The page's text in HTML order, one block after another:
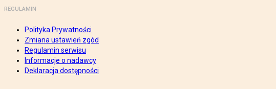
REGULAMIN
Polityka Prywatności
Zmiana ustawień zgód
Regulamin serwisu
Informacje o nadawcy
Deklaracja dostępności